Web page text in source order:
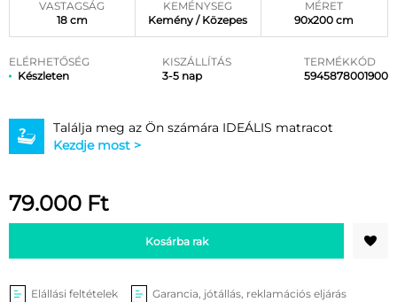
VASTAGSÁG
18 cm
KEMÉNYSEG
Kemény / Közepes
MÉRET
90x200 cm
ELÉRHETŐSÉG
Készleten
KISZÁLLÍTÁS
3-5 nap
TERMÉKKÓD
5945878001900
Találja meg az Ön számára IDEÁLIS matracot
Kezdje most >
79.000 Ft
Kosárba rak
Elállási feltételek Garancia, jótállás, reklamációs eljárás